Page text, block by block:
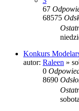
67
68575
Konkurs
autor: Raleen »
0
8690